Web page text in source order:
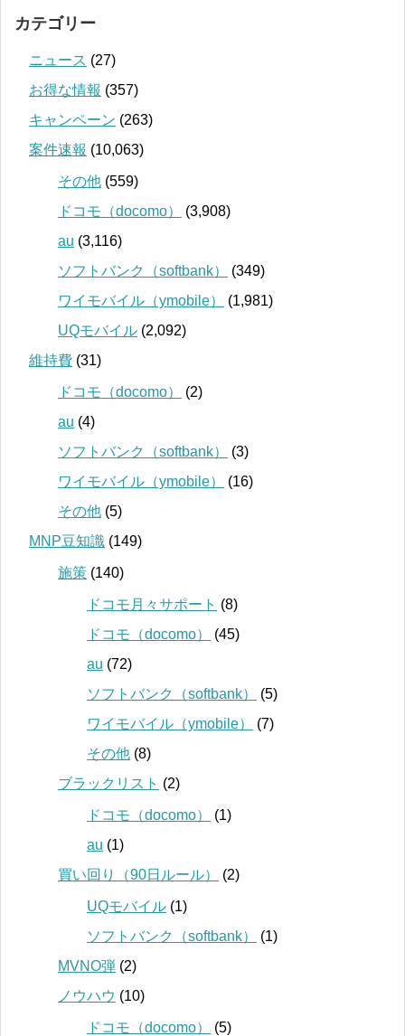
カテゴリー
ニュース (27)
お得な情報 (357)
キャンペーン (263)
案件速報 (10,063)
その他 (559)
ドコモ（docomo）
(3,908)
au (3,116)
ソフトバンク（softbank）
(349)
ワイモバイル（ymobile）
(1,981)
UQモバイル (2,092)
維持費 (31)
ドコモ（docomo）
(2)
au (4)
ソフトバンク（softbank）
(3)
ワイモバイル（ymobile）
(16)
その他 (5)
MNP豆知識 (149)
施策 (140)
ドコモ月々サポート (8)
ドコモ（docomo）
(45)
au (72)
ソフトバンク（softbank）
(5)
ワイモバイル（ymobile）
(7)
その他 (8)
ブラックリスト (2)
ドコモ（docomo）
(1)
au (1)
買い回り（90日ルール）
(2)
UQモバイル (1)
ソフトバンク（softbank）
(1)
MVNO弾 (2)
ノウハウ (10)
ドコモ（docomo）
(5)